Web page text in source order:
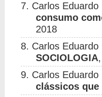
7. Carlos
consumo
2018
8. Carlos
SOCIOLOGIA
9. Carlos
clássicos que